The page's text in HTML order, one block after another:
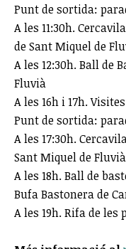
Punt de sortida:
A les 11:30h.
de Sant Miquel de
A les 12:30h. Ball de
Fluvià
A les 16h i 17h.
Punt de sortida:
A les 17:30h.
Sant Miquel de
A les 18h. Ball de
Bufa Bastonera de
A les 19h. Rifa de